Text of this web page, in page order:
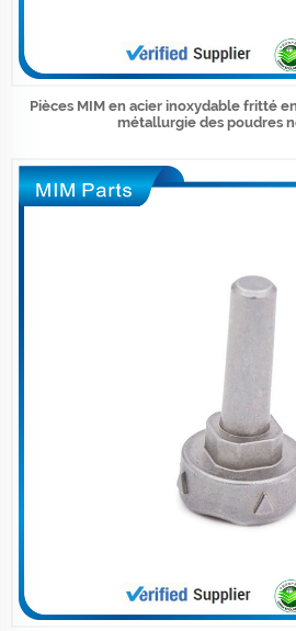
Pièces MIM en acier inoxydable fritté
métallurgie des poudres